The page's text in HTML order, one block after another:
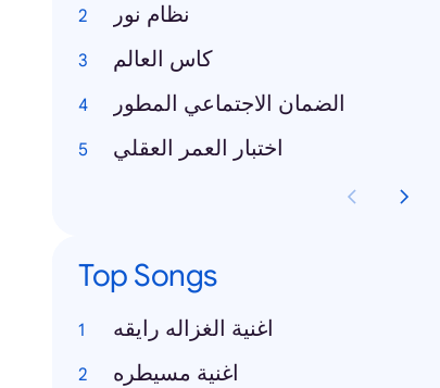
نظام نور
كاس العالم
الضمان الاجتماعي المطور
اختبار العمر العقلي
Top Songs
اغنية الغزاله رايقه
اغنية مسيطره